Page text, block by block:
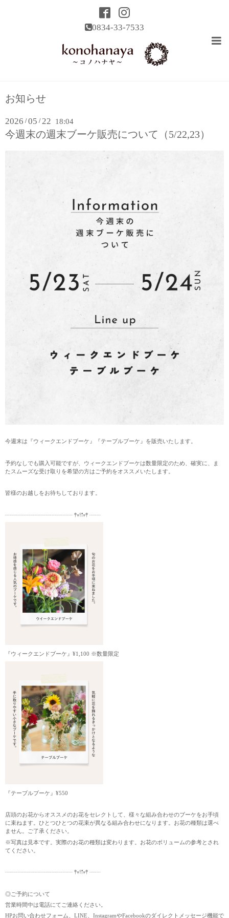
0834-33-7533
お知らせ
2026 /05 /22 18:04
今週末の週末ブーケ販売について（5/22,23）
今週末は『ウィークエンドブーケ』『テーブルブーケ』を販売いたします。
予約なしでも購入可能ですが、ウィークエンドブーケは数量限定のため、確実に、ま
たスムーズな受け取りを希望の方はご予約をオススメいたします。
皆様のお越しをお待ちしております。
┈┈┈┈┈┈┈┈┈┈┈┈ 𖤣𖥧𖥣𖡡𖥧𖤣 ┈┈
『ウィークエンドブーケ』¥1,100 ※数量限定
『テーブルブーケ』¥550
店頭のお花からオススメのお花をセレクトして、様々な組み合わせのブーケをお手頃
に束ねます。ひとつひとつの花束が異なる組み合わせになります。お花の種類は選べ
ません。ご了承ください。
※写真は見本です。実際のお花の種類は変わります。お花のボリュームの参考とされ
てください。
┈┈┈┈┈┈┈┈┈┈┈┈ 𖤣𖥧𖥣𖡡𖥧𖤣 ┈┈
◎ご予約について
営業時間中は電話にてご連絡ください。
HPお問い合わせフォーム、LINE、InstagramやFacebookのダイレクトメッセージ機能で